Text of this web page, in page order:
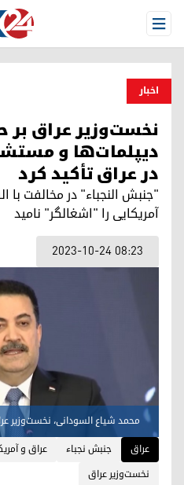
Open Menu
اخبار
نخست‌وزیر عراق بر
دیپلمات‌ها و
در عراق تأکید کرد
"جنبش النجباء" در مخالفت
آمریکایی را "اشغالگر" نامید
2023-10-24 08:23
محمد شیاع السودانی، نخست‌وزیر
عراق
جنبش نجباء عراق و
نخست‌وزیر عراق